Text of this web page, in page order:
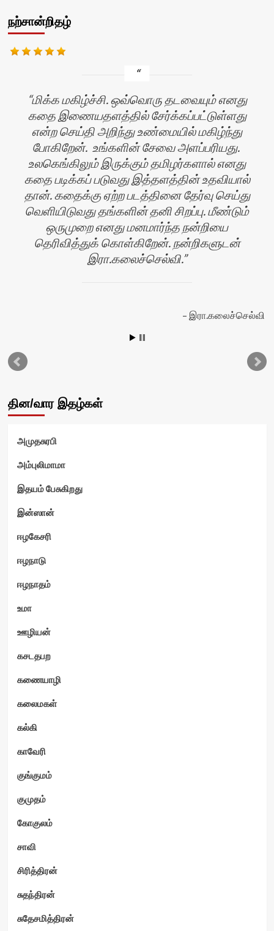
நற்சான்றிதழ்
மிக்க மகிழ்ச்சி. ஒவ்வொரு தடவையும் எனது
கதை இணையதளத்தில் சேர்க்கப்பட்டுள்ளது
என்ற செய்தி அறிந்து உண்மையில் மகிழ்ந்து
போகிறேன். உங்களின் சேவை அளப்பரியது.
உலகெங்கிலும் இருக்கும் தமிழர்களால் எனது
கதை படிக்கப் படுவது இத்தளத்தின் உதவியால்
தான். கதைக்கு ஏற்ற படத்தினை தேர்வு செய்து
வெளியிடுவது தங்களின் தனி சிறப்பு. மீண்டும்
ஒருமுறை எனது மனமார்ந்த நன்றியை
தெரிவித்துக் கொள்கிறேன். நன்றிகளுடன்
இரா.கலைச்செல்வி.
இரா.கலைச்செல்வி
தின/வார இதழ்கள்
அமுதசுரபி
அம்புலிமாமா
இதயம் பேசுகிறது
இன்ஸான்
ஈழகேசரி
ஈழநாடு
ஈழநாதம்
உமா
ஊழியன்
கசடதபற
கணையாழி
கலைமகள்
கல்கி
காவேரி
குங்குமம்
குமுதம்
கோகுலம்
சாவி
சிரித்திரன்
சுதந்திரன்
சுதேசமித்திரன்